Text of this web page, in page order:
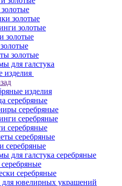
золотые
золотые
золотые
золотые
для галстука
изделия
изделия
серебряные
серебряные
серебряные
серебряные
серебряные
серебряные
для галстука серебряные
серебряные